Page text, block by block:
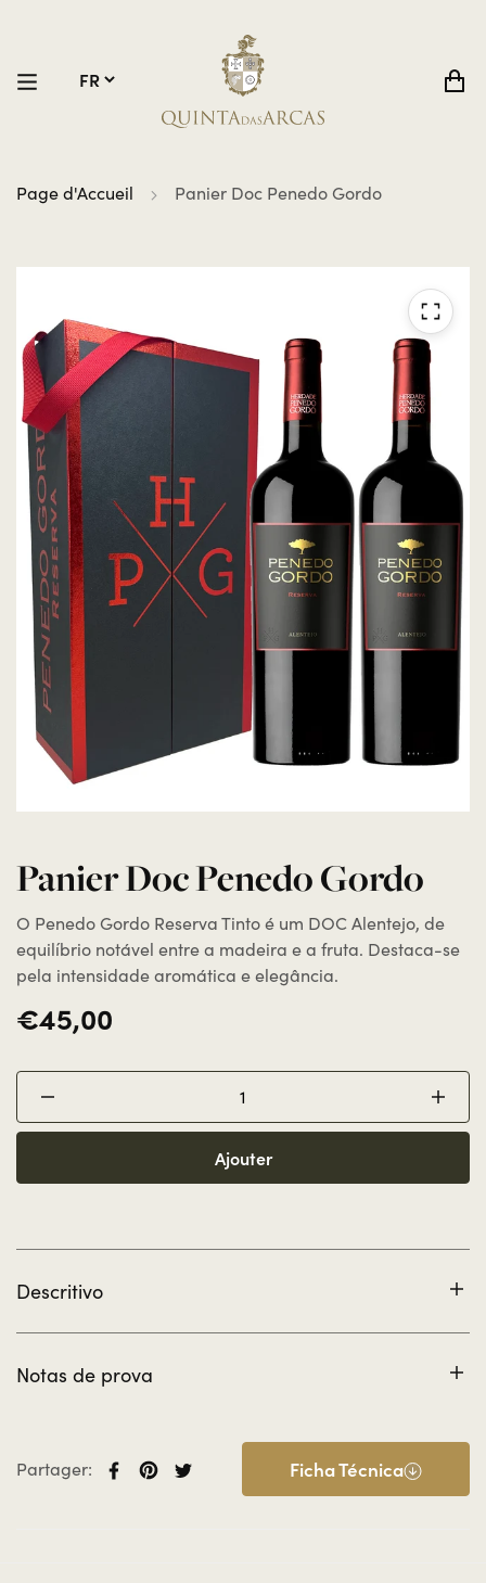
Page d'Accueil Panier Doc Penedo Gordo
Panier Doc Penedo Gordo
O Penedo Gordo Reserva Tinto é um DOC Alentejo, de
equilíbrio notável entre a madeira e a fruta. Destaca-se
pela intensidade aromática e elegância.
€45,00
Ajouter
Descritivo
Notas de prova
compotas e chocolates. Paladar: Boa complexidade.
Volumoso com taninos integrados e macios. Final
Partager: Ficha Técnica